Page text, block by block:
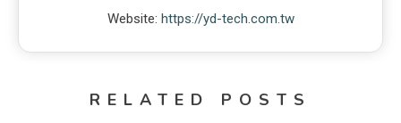
Website: https://yd-tech.com.tw
RELATED POSTS